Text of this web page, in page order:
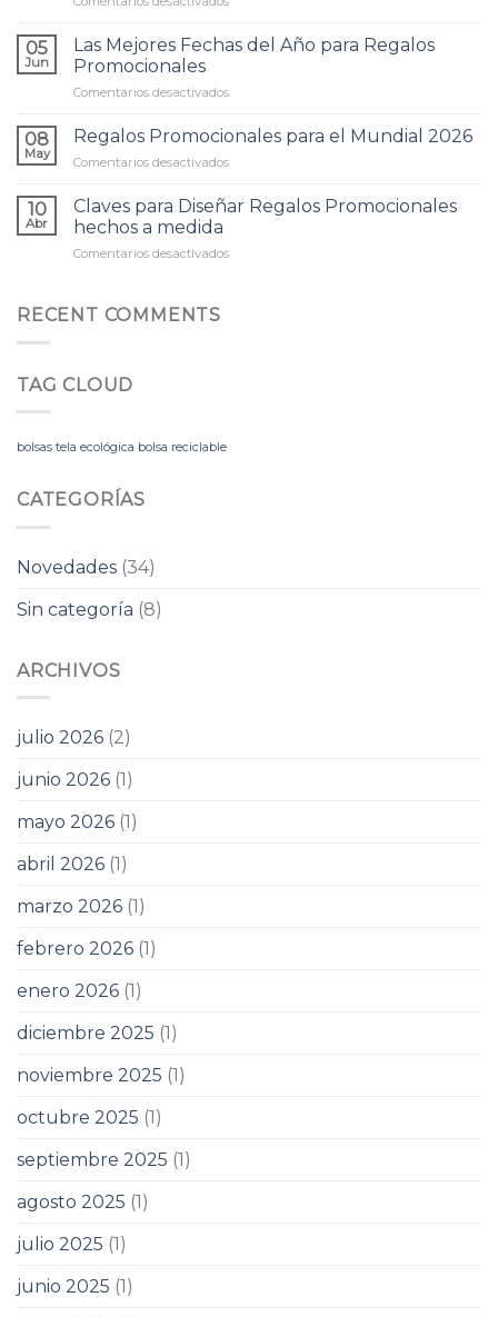
una
la
05
Jun
Las Mejores Fechas del Año para Regalos
Promocionales
Comentarios desactivados
Mejores
para
08
May
Regalos Promocionales para el Mundial 2026
Comentarios desactivados
Promocionales
10
Abr
Claves para Diseñar Regalos Promocionales
hechos a medida
Comentarios desactivados
RECENT COMMENTS
TAG CLOUD
bolsas tela ecológica bolsa reciclable
CATEGORÍAS
Novedades (34)
Sin categoría (8)
ARCHIVOS
julio 2026 (2)
junio 2026 (1)
mayo 2026 (1)
abril 2026 (1)
marzo 2026 (1)
febrero 2026 (1)
enero 2026 (1)
diciembre 2025 (1)
noviembre 2025 (1)
octubre 2025 (1)
septiembre 2025 (1)
agosto 2025 (1)
julio 2025 (1)
junio 2025 (1)